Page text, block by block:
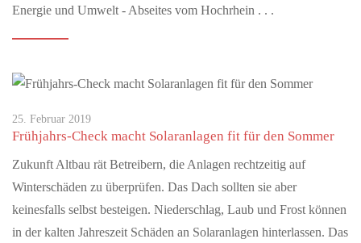
zentrale Vorhaben zur Vernetzung der Bahnnetze der Region
S-Bahn - Ein Ja ist ein Signal für die Zukunft der
Vertreterinnen und Vertreter aus Politik, Wirtschaft und
den Bahnknoten…
Englische Ausnahme-Rockband Muse Ende des Jahres
Energie und Umwelt - Abseites vom Hochrhein . . .
25. Februar 2019
Frühjahrs-Check macht Solaranlagen fit für den Sommer
Zukunft Altbau rät Betreibern, die Anlagen rechtzeitig auf
Winterschäden zu überprüfen. Das Dach sollten sie aber
keinesfalls selbst besteigen. Niederschlag, Laub und Frost können
in der kalten Jahreszeit Schäden an Solaranlagen hinterlassen. Das